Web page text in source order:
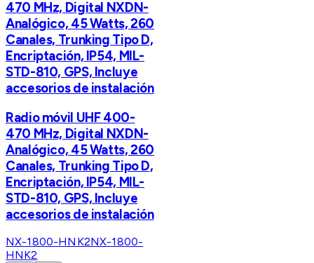
470 MHz, Digital NXDN-
Analógico, 45 Watts, 260
Canales, Trunking Tipo D,
Encriptación, IP54, MIL-
STD-810, GPS, Incluye
accesorios de instalación
Radio móvil UHF 400-
470 MHz, Digital NXDN-
Analógico, 45 Watts, 260
Canales, Trunking Tipo D,
Encriptación, IP54, MIL-
STD-810, GPS, Incluye
accesorios de instalación
NX-1800-HNK2NX-1800-
HNK2